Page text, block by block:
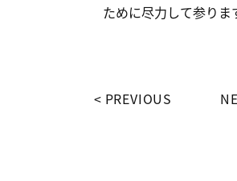
ために尽力して参りま
PREVIOUS